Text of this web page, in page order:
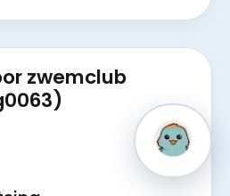
zwemclub